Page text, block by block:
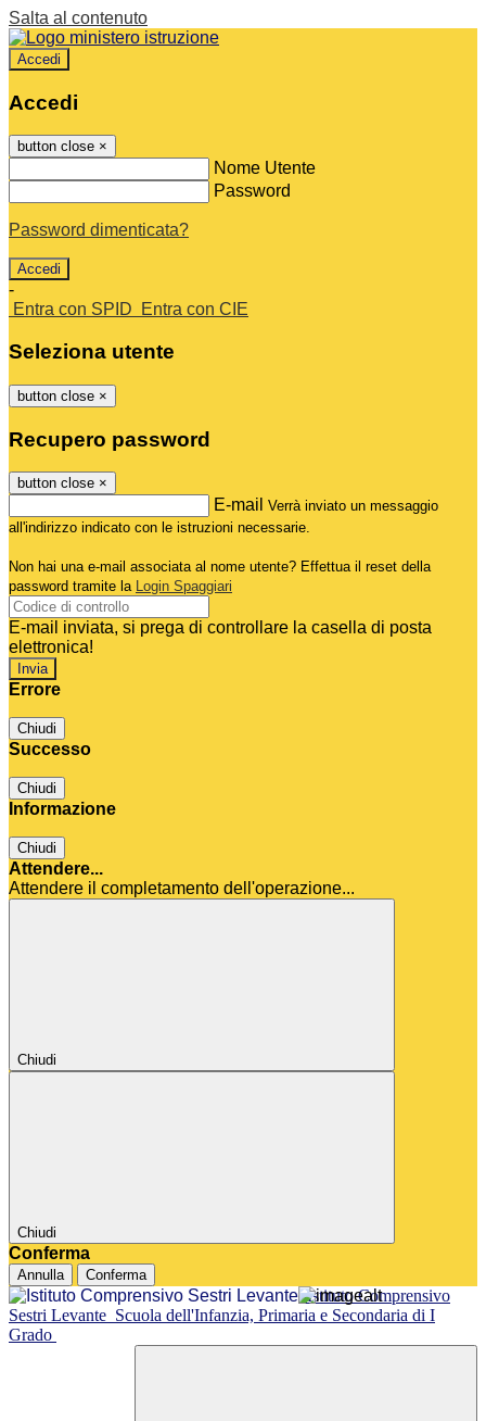
Salta al contenuto
Accedi
Accedi
button close ×
Nome Utente
Password
Password dimenticata?
-
Entra con SPID
Entra con CIE
Seleziona utente
button close ×
Recupero password
button close ×
E-mail Verrà inviato un messaggio
all'indirizzo indicato con le istruzioni necessarie.
Non hai una e-mail associata al nome utente? Effettua il reset della
password tramite la Login Spaggiari
E-mail inviata, si prega di controllare la casella di posta
elettronica!
Errore
Chiudi
Successo
Chiudi
Informazione
Chiudi
Attendere...
Attendere il completamento dell'operazione...
Chiudi
Chiudi
Conferma
Annulla Conferma
Istituto Comprensivo
Sestri Levante Scuola dell'Infanzia, Primaria e Secondaria di I
Grado